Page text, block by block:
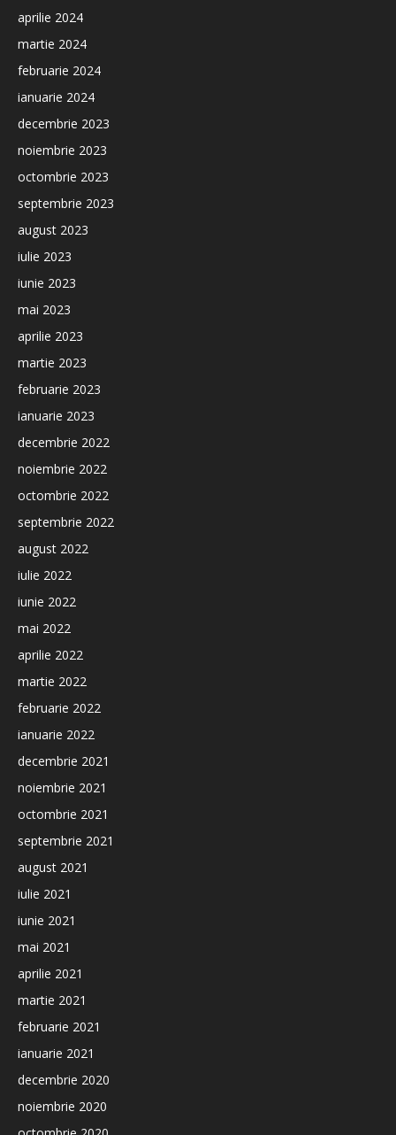
aprilie 2024
martie 2024
februarie 2024
ianuarie 2024
decembrie 2023
noiembrie 2023
octombrie 2023
septembrie 2023
august 2023
iulie 2023
iunie 2023
mai 2023
aprilie 2023
martie 2023
februarie 2023
ianuarie 2023
decembrie 2022
noiembrie 2022
octombrie 2022
septembrie 2022
august 2022
iulie 2022
iunie 2022
mai 2022
aprilie 2022
martie 2022
februarie 2022
ianuarie 2022
decembrie 2021
noiembrie 2021
octombrie 2021
septembrie 2021
august 2021
iulie 2021
iunie 2021
mai 2021
aprilie 2021
martie 2021
februarie 2021
ianuarie 2021
decembrie 2020
noiembrie 2020